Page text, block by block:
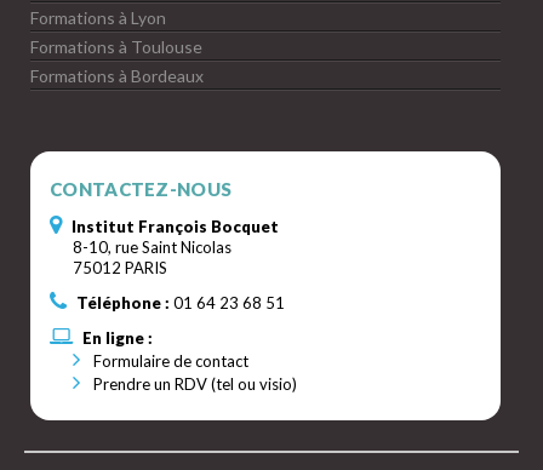
Formations à Lyon
Formations à Toulouse
Formations à Bordeaux
CONTACTEZ-NOUS
Institut François Bocquet
8-10, rue Saint Nicolas
75012 PARIS
Téléphone : 01 64 23 68 51
En ligne :
Formulaire de contact
Prendre un RDV (tel ou visio)